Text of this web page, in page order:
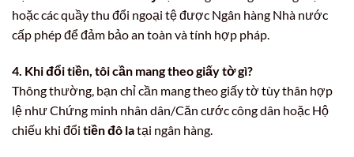
hoặc các quầy thu đổi ngoại tệ được Ngân hàng Nhà nước
cấp phép để đảm bảo an toàn và tính hợp pháp.
4. Khi đổi tiền, tôi cần mang theo giấy tờ gì?
Thông thường, bạn chỉ cần mang theo giấy tờ tùy thân hợp
lệ như Chứng minh nhân dân/Căn cước công dân hoặc Hộ
chiếu khi đổi tiền đô latại ngân hàng.